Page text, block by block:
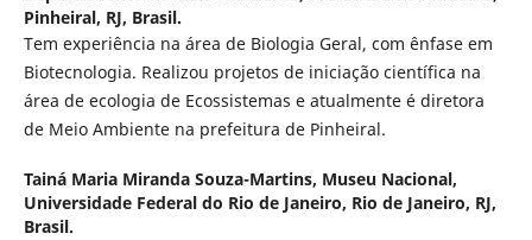
Pinheiral, RJ, Brasil.
Tem experiência na área de Biologia Geral, com ênfase em
Biotecnologia. Realizou projetos de iniciação científica na
área de ecologia de Ecossistemas e atualmente é diretora
de Meio Ambiente na prefeitura de Pinheiral.
Tainá Maria Miranda Souza-Martins, Museu Nacional,
Universidade Federal do Rio de Janeiro, Rio de Janeiro, RJ,
Brasil.